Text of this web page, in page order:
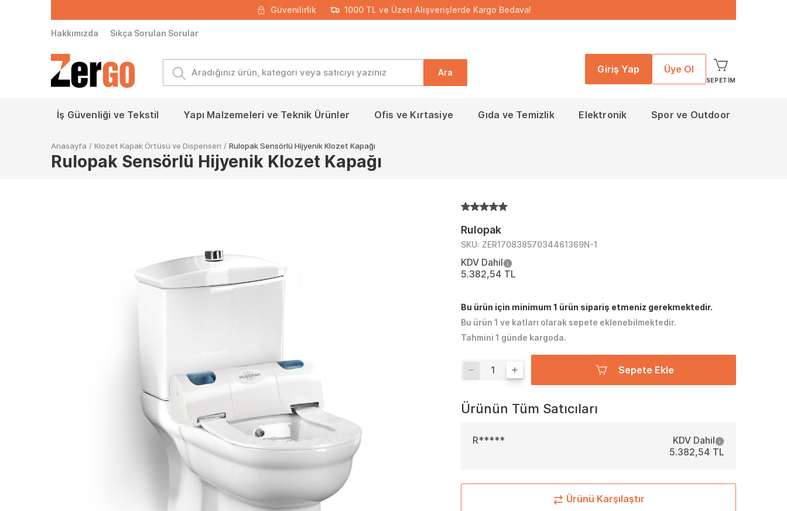
Güvenilirlik 1000 TL ve Üzeri Alışverişlerde Kargo Bedava!
Hakkımızda Sıkça Sorulan Sorular
Ara Giriş Yap Üye Ol
SEPETIM
İş Güvenliği ve Tekstil Yapı Malzemeleri ve Teknik Ürünler Ofis ve Kırtasiye Gıda ve Temizlik Elektronik Spor ve Outdoor
Anasayfa / Klozet Kapak Örtüsü ve Dispenseri / Rulopak Sensörlü Hijyenik Klozet Kapağı
Rulopak Sensörlü Hijyenik Klozet Kapağı
Rulopak
SKU: ZER17083857034461369N-1
KDV Dahil
5.382,54 TL
Bu ürün için minimum 1 ürün sipariş etmeniz gerekmektedir.
Bu ürün 1 ve katları olarak sepete eklenebilmektedir.
Tahmini 1 günde kargoda.
Sepete Ekle
Ürünün Tüm Satıcıları
R*****
KDV Dahil
5.382,54 TL
Ürünü Karşılaştır